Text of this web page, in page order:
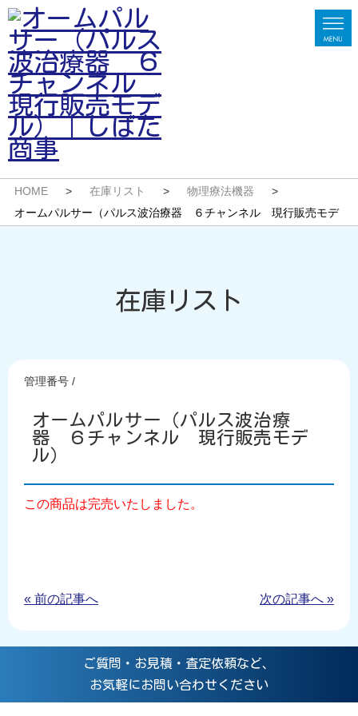
HOME > 在庫リスト > 物理療法機器
>
オームパルサー（パルス波治療器 ６チャンネル 現行販売モデ
在庫リスト
管理番号 /
オームパルサー（パルス波治療
器 ６チャンネル 現行販売モデ
ル）
この商品は完売いたしました。
« 前の記事へ 次の記事へ »
ご質問・お見積・査定依頼など、
お気軽にお問い合わせください